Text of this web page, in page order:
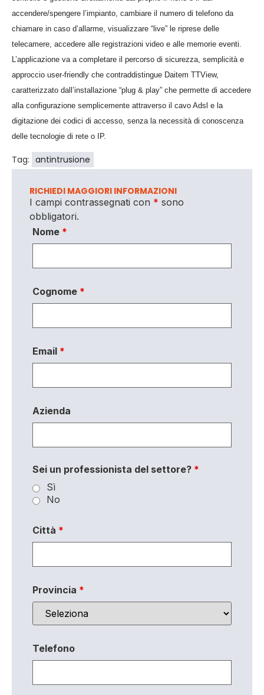
accendere/spengere l’impianto, cambiare il numero di telefono da
chiamare in caso d’allarme, visualizzare “live” le riprese delle
telecamere, accedere alle registrazioni video e alle memorie eventi.
L’applicazione va a completare il percorso di sicurezza, semplicità e
approccio user-friendly che contraddistingue Daitem TTView,
caratterizzato dall’installazione “plug & play” che permette di accedere
alla configurazione semplicemente attraverso il cavo Adsl e la
digitazione dei codici di accesso, senza la necessità di conoscenza
delle tecnologie di rete o IP.
Tag: antintrusione
RICHIEDI MAGGIORI INFORMAZIONI
I campi contrassegnati con * sono
obbligatori.
Nome *
Cognome *
Email *
Azienda
Sei un professionista del settore? *
Sì
No
Città *
Provincia *
Telefono